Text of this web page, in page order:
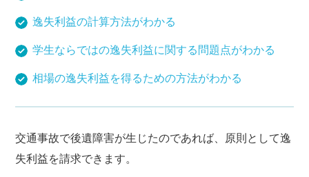
逸失利益の計算方法がわかる
学生ならではの逸失利益に関する問題点がわかる
相場の逸失利益を得るための方法がわかる
交通事故で後遺障害が生じたのであれば、原則として逸
失利益を請求できます。